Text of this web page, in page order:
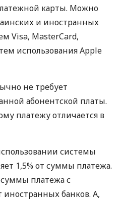
карты. Можно
и иностранных
Visa, MasterCard,
использования Apple
не требует
абонентской платы.
платежу отличается в
системы
1,5% от суммы платежа.
суммы платежа с
иностранных банков. А,